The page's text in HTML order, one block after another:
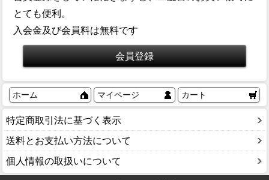
とても便利。
入会金及び会員料は無料です
ホーム マイページ カート
特定商取引法に基づく表示
送料とお支払い方法について
個人情報の取扱いについて